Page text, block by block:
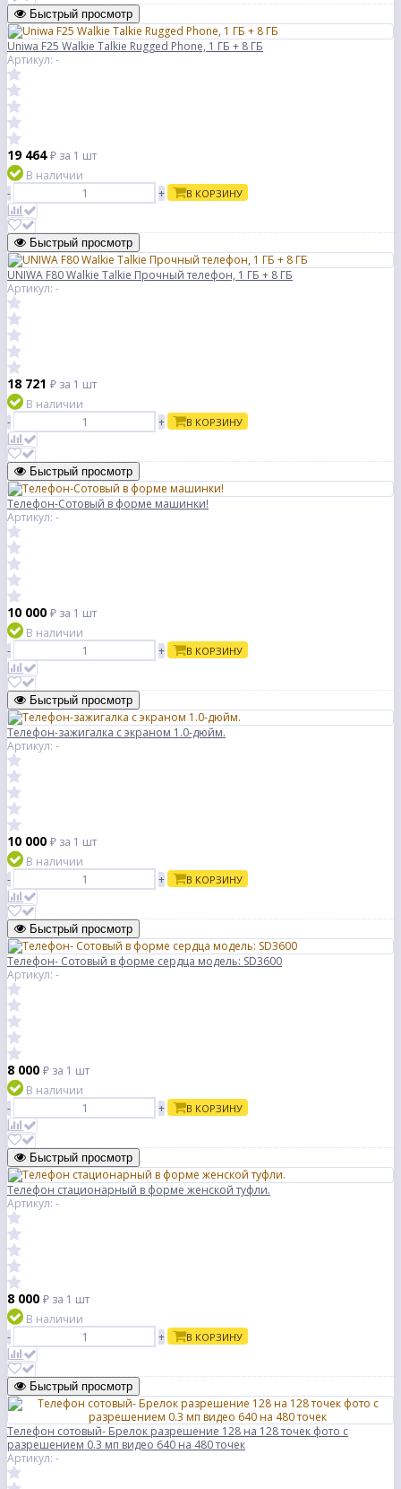
Быстрый просмотр
Uniwa F25 Walkie Talkie Rugged Phone, 1 ГБ + 8 ГБ
Артикул: -
19 464₽ за 1 шт
В наличии
-
+ В КОРЗИНУ
Быстрый просмотр
UNIWA F80 Walkie Talkie Прочный телефон, 1 ГБ + 8 ГБ
Артикул: -
18 721 ₽ за 1 шт
В наличии
-
+ В КОРЗИНУ
Быстрый просмотр
Телефон-Сотовый в форме машинки!
Артикул: -
10 000 ₽ за 1 шт
В наличии
-
+ В КОРЗИНУ
Быстрый просмотр
Телефон-зажигалка с экраном 1.0-дюйм.
Артикул: -
10 000 ₽ за 1 шт
В наличии
-
+ В КОРЗИНУ
Быстрый просмотр
Телефон- Сотовый в форме сердца модель: SD3600
Артикул: -
8 000 ₽ за 1 шт
В наличии
-
+ В КОРЗИНУ
Быстрый просмотр
Телефон стационарный в форме женской туфли.
Артикул: -
8 000 ₽ за 1 шт
В наличии
-
+ В КОРЗИНУ
Быстрый просмотр
Телефон сотовый- Брелок разрешение 128 на 128 точек фото с
разрешением 0.3 мп видео 640 на 480 точек
Артикул: -